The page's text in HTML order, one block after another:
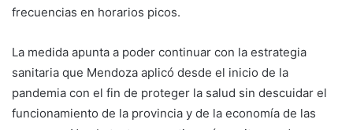
frecuencias en horarios picos.
La medida apunta a poder continuar con la estrategia
sanitaria que Mendoza aplicó desde el inicio de la
pandemia con el fin de proteger la salud sin descuidar el
funcionamiento de la provincia y de la economía de las